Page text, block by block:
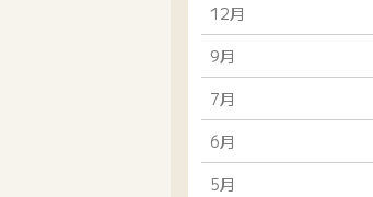
12月
9月
7月
6月
5月